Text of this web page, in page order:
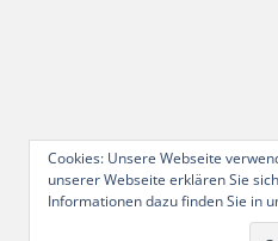
Cookies: Unsere Webseite
unserer Webseite erklären Sie
Informationen dazu finden Sie in